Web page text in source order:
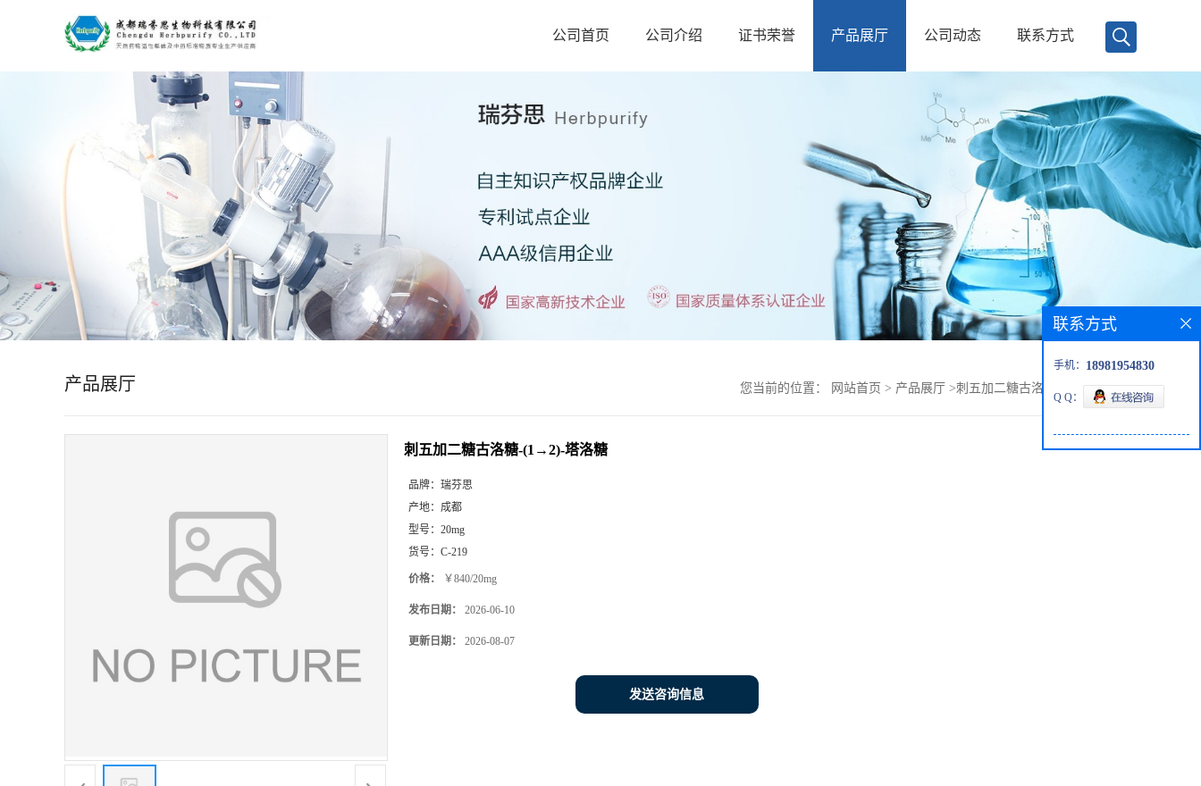
司
介
公司首页 公司介绍 证书荣誉 产品展厅 公司动态 联系方式
产品展厅 您当前的位置： 网站首页 > 产品展厅 >刺五加二糖古洛糖-(1→2)-塔洛糖
刺五加二糖古洛糖-(1→2)-塔洛糖
品牌： 瑞芬思
产地： 成都
型号： 20mg
货号： C-219
价格： ￥840/20mg
发布日期： 2026-06-10
更新日期： 2026-08-07
发送咨询信息
联系方式
手机： 18981954830
Q Q：